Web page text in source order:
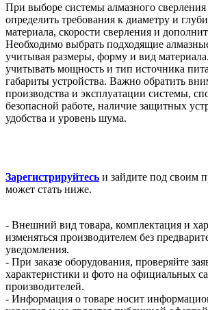
При выборе системы алмазного
определить требования к диаметру и
материала, скорости сверления и
Необходимо выбрать подходящие
учитывая размеры, форму и вид
учитывать мощность и тип источника
габариты устройства. Важно обратить
производства и эксплуатации системы,
безопасной работе, наличие защитных
удобства и уровень шума.
Зарегистрируйтесь и зайдите под своим
может стать ниже.
- Внешний вид товара, комплектация и
изменяться производителем без
уведомления.
- При заказе оборудования, проверяйте
характеристики и фото на официальных
производителей.
- Информация о товаре носит